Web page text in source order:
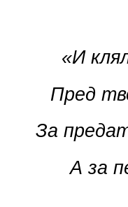
«И
Пред
За
А за